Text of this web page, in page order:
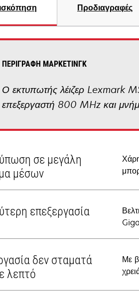
Προδιαγραφές
ΠΕΡΙΓΡΑΦΉ ΜΆΡΚΕΤΙΝΓΚ
Ο εκτυπωτής λέιζερ Lexmark
επεξεργαστή 800 MHz και
σε μεγάλη
μέσων
επεξεργασία
δεν σταματά
λεπτό
Με